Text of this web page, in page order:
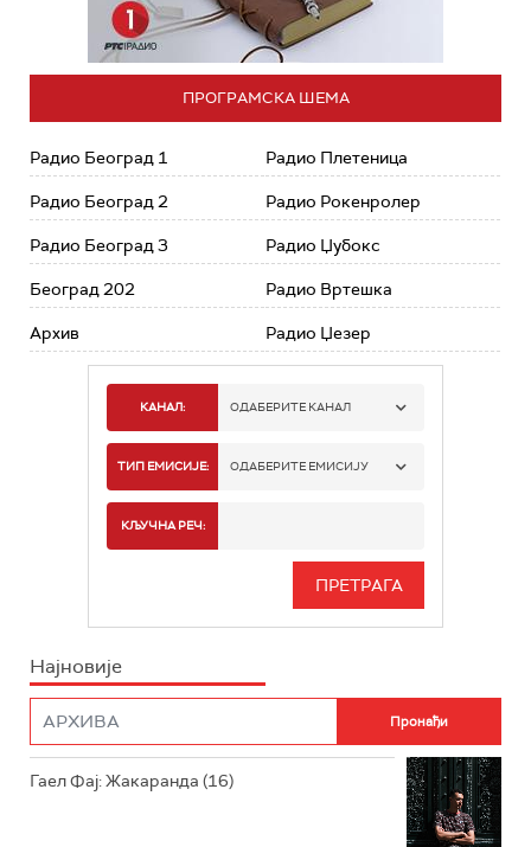
ПРОГРАМСКА ШЕМА
Радио Београд 1
Радио Београд 2
Радио Београд 3
Београд 202
Архив
Радио Плетеница
Радио Рокенролер
Радио Џубокс
Радио Вртешка
Радио Џезер
КАНАЛ: ОДАБЕРИТЕ КАНАЛ
РАДИО БЕОГРАД 1
РАДИО БЕОГРАД 3
РАДИО РОКЕНРОЛЕР
ТИП ЕМИСИЈЕ: ОДАБЕРИТЕ ЕМИСИЈУ
ИНФО
КЉУЧНА РЕЧ:
Најновије
Гаел Фај: Жакаранда (16)